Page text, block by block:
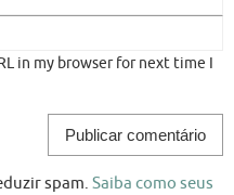
in my browser for next time I
spam. Saiba como seus